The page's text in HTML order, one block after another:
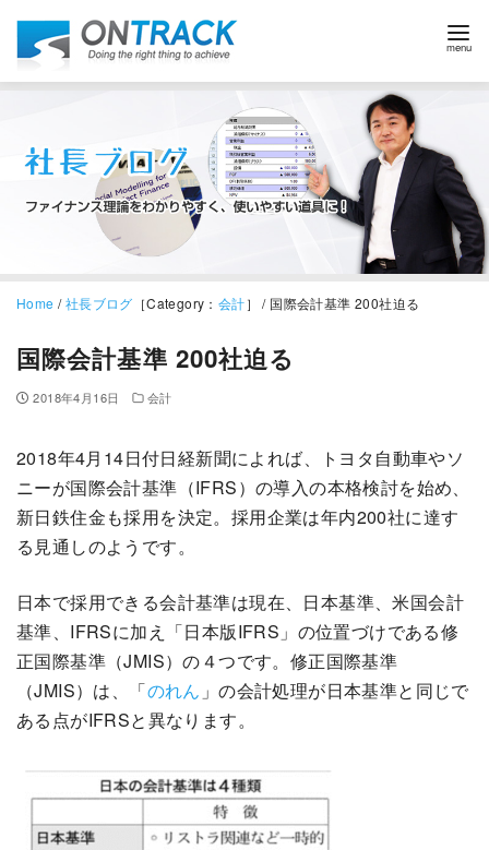
Home /社長ブログ ［Category： 会計］ / 国際会計基準 200社迫る
国際会計基準 200社迫る
2018年4月16日 会計
2018年4月14日付日経新聞によれば、トヨタ自動車やソ
ニーが国際会計基準（IFRS）の導入の本格検討を始め、
新日鉄住金も採用を決定。採用企業は年内200社に達す
る見通しのようです。
日本で採用できる会計基準は現在、日本基準、米国会計
基準、IFRSに加え「日本版IFRS」の位置づけである修
正国際基準（JMIS）の４つです。修正国際基準
（JMIS）は、「のれん 」の会計処理が日本基準と同じで
ある点がIFRSと異なります。